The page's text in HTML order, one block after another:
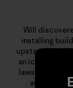
Will
installing
upstate New
an ice axe and
laws of
and